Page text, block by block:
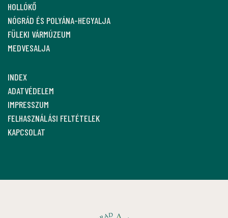
HOLLÓKŐ
NÓGRÁD ÉS POLYÁNA-HEGYALJA
FÜLEKI VÁRMÚZEUM
MEDVESALJA
INDEX
ADATVÉDELEM
IMPRESSZUM
FELHASZNÁLÁSI FELTÉTELEK
KAPCSOLAT